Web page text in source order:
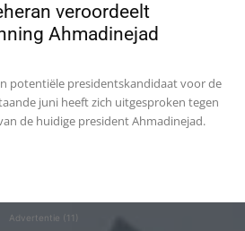
veroordeelt
Ahmadinejad
potentiële presidentskandidaat voor de
juni heeft zich uitgesproken tegen
de huidige president Ahmadinejad.
Advertentie (11)